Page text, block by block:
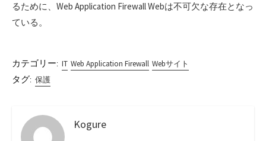
るために、Web Application Firewall Webは不可欠な存在となっ
ている。
カテゴリー: IT Web Application Firewall Webサイト
タグ: 保護
Kogure